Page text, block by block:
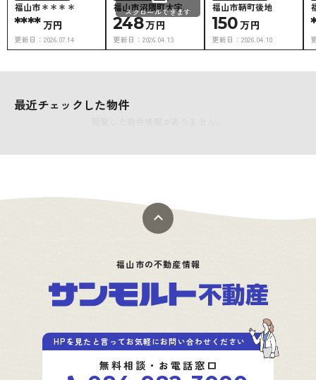
福山市＊＊＊＊
****万円
更新日： 2026.07.14
福山市沼隈町大字能
登原
248万円
更新日： 2026.04.13
福山市鞆町後地
150万円
更新日： 2026.04.10
スクロールできます
最近チェックした物件
福山市の不動産情報
HPを見たと言ってお気軽にお問い合わせください
無料相談・お電話窓口